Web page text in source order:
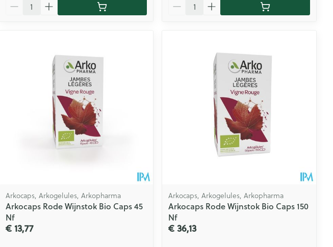
Arkocaps, Arkogelules, Arkopharma
Arkocaps Rode Wijnstok Bio Caps 45
Nf
€ 13,77
Arkocaps, Arkogelules, Arkopharma
Arkocaps Rode Wijnstok Bio Caps 150
Nf
€ 36,13